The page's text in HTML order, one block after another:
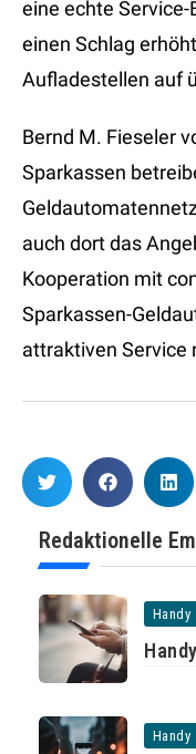
eine echte
einen Schlag
Aufladestellen auf
Bernd M. Fieseler
Sparkassen
auch dort das
Kooperation mit
Sparkassen-
attraktiven Service
Redaktionelle
Handy
Handy